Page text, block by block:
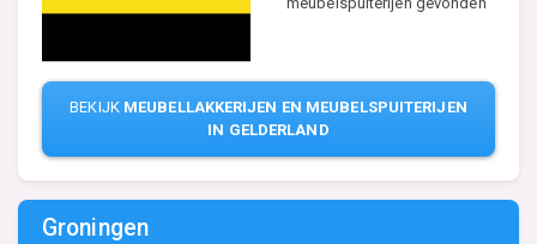
BEKIJK MEUBELLAKKERIJEN EN MEUBELSPUITERIJEN
IN GELDERLAND
Groningen